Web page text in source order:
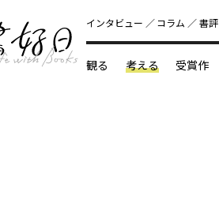
インタビュー コラム 書評
観る 考える 受賞作